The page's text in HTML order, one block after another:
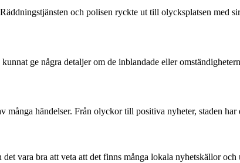
och polisen ryckte ut till olycksplatsen med
ge några detaljer om de inblandade eller
händelser. Från olyckor till positiva nyheter, staden
vara bra att veta att det finns många lokala nyhetskällor och